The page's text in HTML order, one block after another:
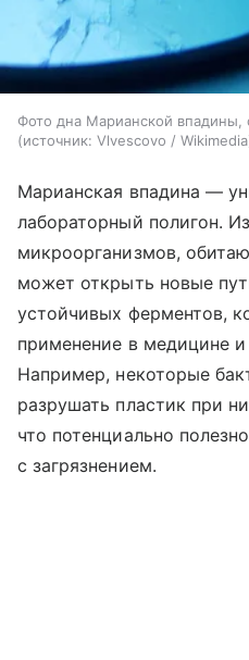
Фото дна Марианской впадины,
источник: Vlvescovo / Wikimedia
Марианская впадина —
лабораторный полигон.
микроорганизмов,
может открыть новые
устойчивых ферментов,
применение в медицине
Например, некоторые
разрушать пластик при
что потенциально
с загрязнением.